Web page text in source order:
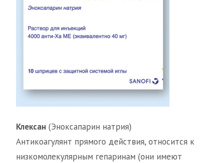
Клексан (Эноксапарин натрия)
Антикоагулянт прямого действия, относится к
низкомолекулярным гепаринам (они имеют